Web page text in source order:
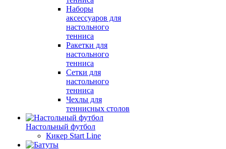
Наборы
аксессуаров для
настольного
тенниса
Ракетки для
настольного
тенниса
Сетки для
настольного
тенниса
Чехлы для
теннисных столов
Настольный футбол
Кикер Start Line